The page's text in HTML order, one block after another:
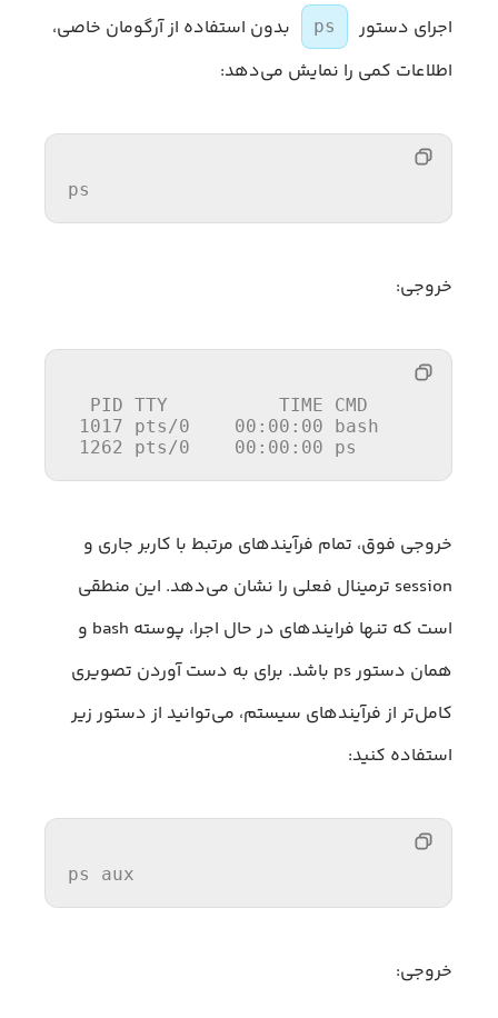
اجرای دستور ps
بدون استفاده از آرگومان خاصی،
اطلاعات کمی را نمایش می‌دهد:
ps
خروجی:
PID TTY          TIME CMD
1017 pts/0 00 : 00 : 00 bash
1262
pts/0 00 : 00 : 00 ps
خروجی فوق، تمام فرآیندهای مرتبط با کاربر جاری و
session ترمینال فعلی را نشان می‌دهد. این منطقی
است که تنها فرایندهای در حال اجرا، پوسته bash و
همان دستور ps باشد. برای به دست آوردن تصویری
کامل‌تر از فرآیندهای سیستم، می‌توانید از دستور زیر
استفاده کنید:
ps aux
خروجی: